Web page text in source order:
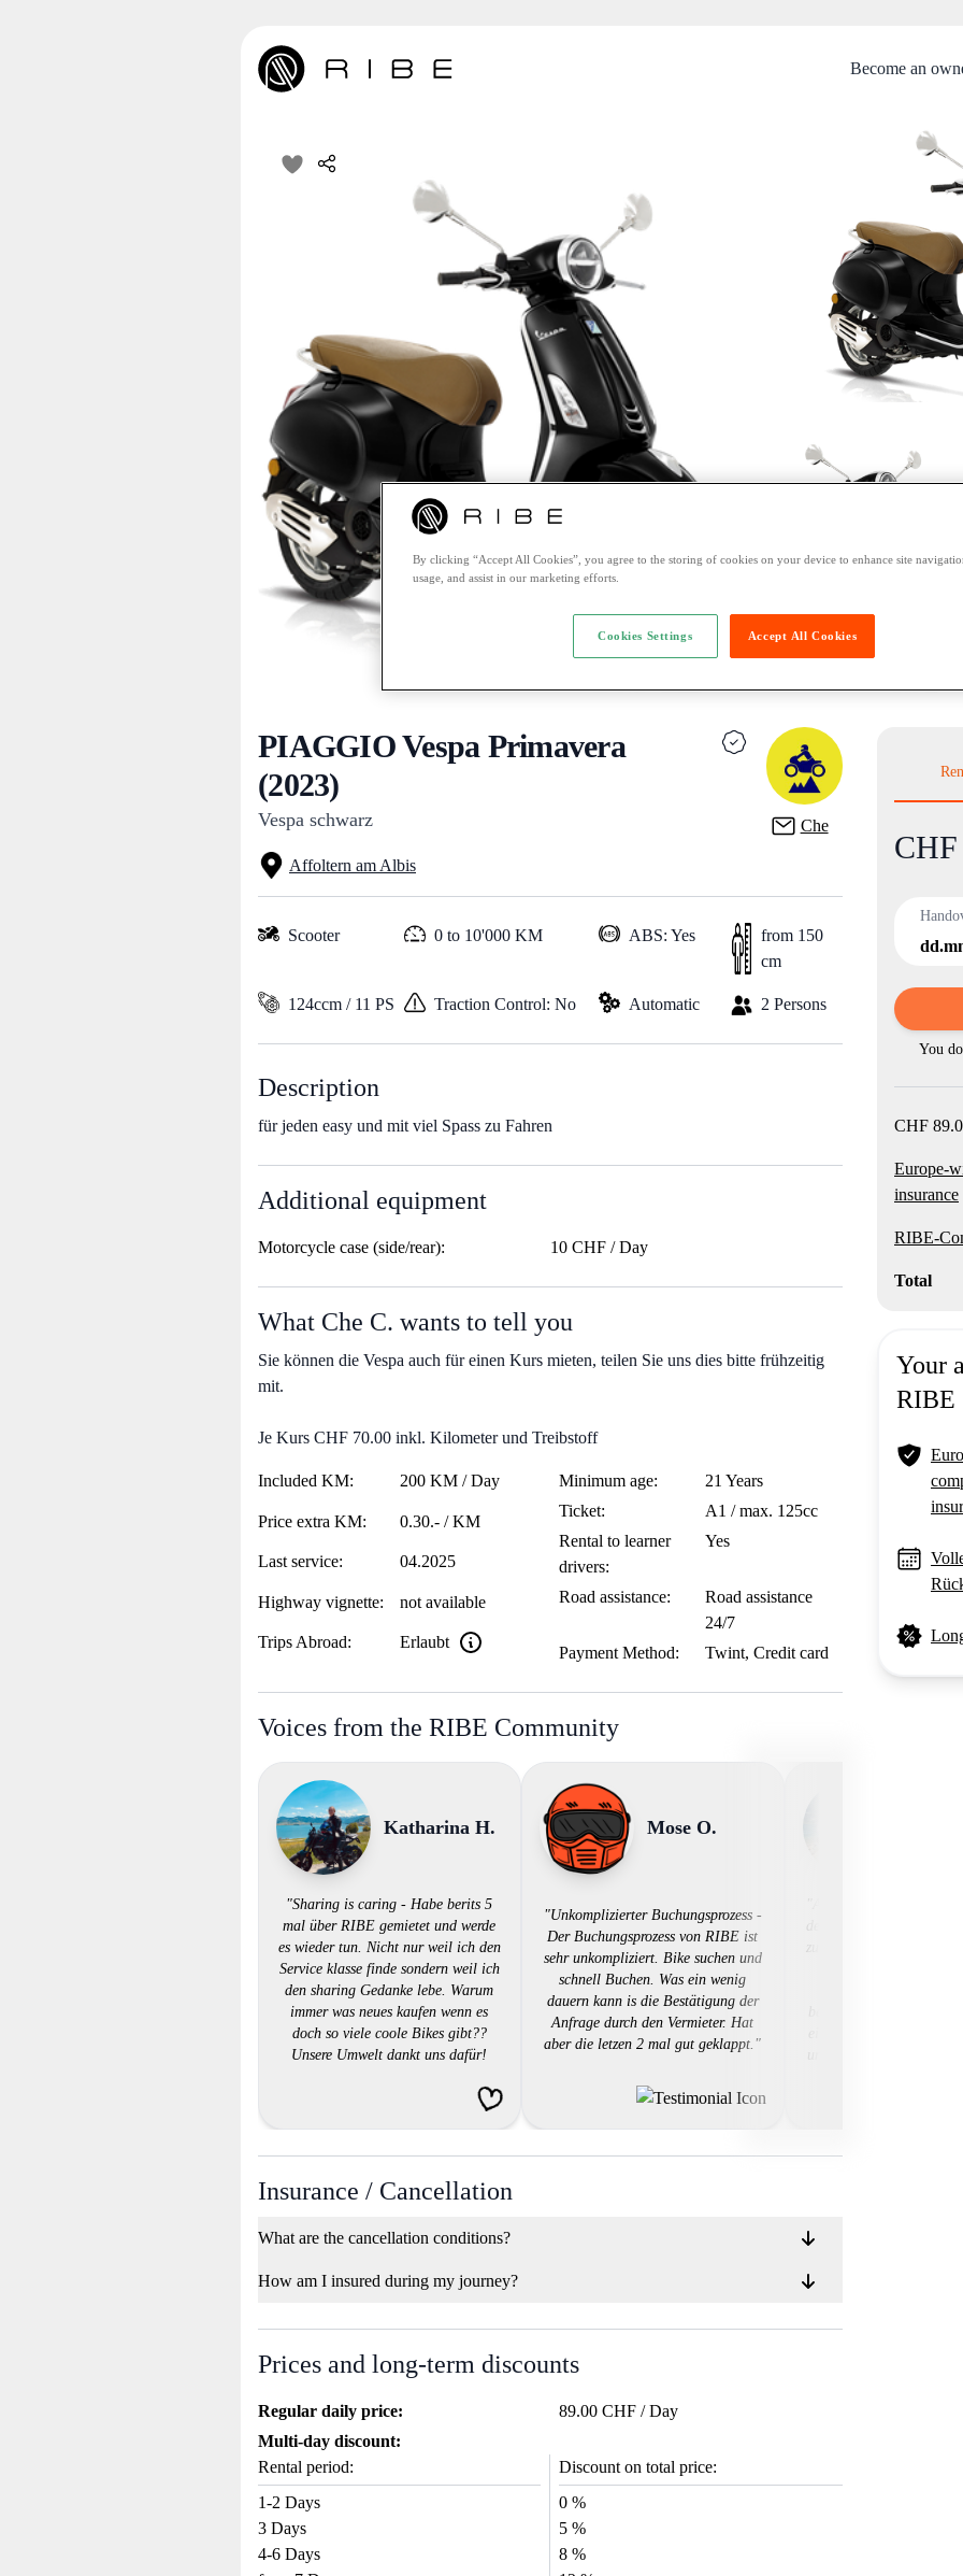
Become an
PIAGGIO Vespa Primavera
(2023)
Vespa schwarz
Affoltern am Albis
Che
Product
You
CHF
Europe-
insurance
RIBE-
Total
Your
RIBE
Scooter 0 to 10'000 KM ABS: Yes
from 150
cm
124ccm / 11 PS Traction Control: No Automatic 2 Persons
Description
für jeden easy und mit viel Spass zu Fahren
Additional equipment
Motorcycle case (side/rear): 10 CHF / Day
What Che C. wants to tell you
Sie können die Vespa auch für einen Kurs mieten, teilen Sie uns dies bitte frühzeitig
mit.
Je Kurs CHF 70.00 inkl. Kilometer und Treibstoff
Included KM: 200 KM / Day
Price extra KM: 0.30.- / KM
Last service: 04.2025
Highway vignette: not available
Trips Abroad: Erlaubt
Minimum age:
21 Years
Ticket:
A1 / max. 125cc
Rental to learner
drivers:
Yes
Road assistance:
Road assistance
24/7
Payment Method:
Twint, Credit card
Voices from the RIBE Community
Katharina H.
"Sharing is caring - Habe berits 5
mal über RIBE gemietet und werde
es wieder tun. Nicht nur weil ich den
Service klasse finde sondern weil ich
den sharing Gedanke lebe. Warum
immer was neues kaufen wenn es
doch so viele coole Bikes gibt??
Unsere Umwelt dankt uns dafür!
Mose O.
"Unkomplizierter Buchungsprozess -
Der Buchungsprozess von RIBE ist
sehr unkompliziert. Bike suchen und
schnell Buchen. Was ein wenig
dauern kann is die Bestätigung der
Anfrage durch den Vermieter. Hat
aber die letzen 2 mal gut geklappt."
zuverlässigen
Insurance / Cancellation
What are the cancellation conditions?
How am I insured during my journey?
Prices and long-term discounts
Regular daily price:
89.00 CHF / Day
Multi-day discount:
Rental period:
Discount on total price:
1-2 Days
0 %
3 Days
5 %
4-6 Days
8 %
By clicking “Accept All Cookies”, you agree to the storing of cookies on your device to enhance site
usage, and assist in our marketing efforts.
Accept All Cookies
Cookies Settings